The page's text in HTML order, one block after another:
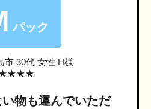
パック
市30代 女性 H様
物も運んでいただ